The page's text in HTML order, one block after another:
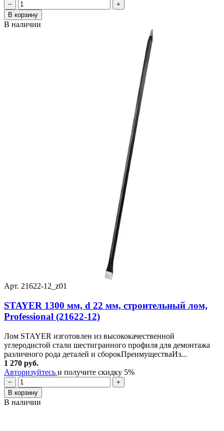
−
+
В корзину
В наличии
Арт. 21622-12_z01
STAYER 1300 мм, d 22 мм, строительный лом,
Professional (21622-12)
Лом STAYER изготовлен из высококачественной
углеродистой стали шестигранного профиля для демонтажа
различного рода деталей и сборокПреимуществаИз...
1 270 руб.
Авторизуйтесь и получите скидку 5%
−
+
В корзину
В наличии